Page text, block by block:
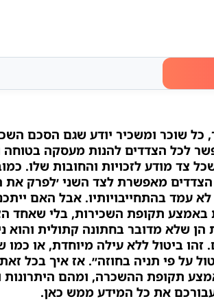
כל שוכר ומשכיר יודע שגם הסכם
לכל הצדדים להנות מעסקה בטוחה
צד מודע לזכויות והחובות שלו.
מאפשרת לצד השני ׳לפרק את
עמד בהתחייבויותיו. אבל האם
באמצע תקופת השכירות, בלי שאחד
שלא מדובר בחתונה קתולית והוא
זהו ביטול ללא עילה מיוחדת, או כמו
על פי תניה בחוזה״. אז איך בכל
תקופת ההשכרה, ומהם היתרונות
עבורכם את כל המידע ממש כאן.